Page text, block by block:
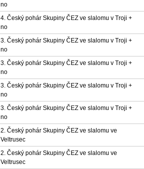
no
4. Český pohár Skupiny ČEZ ve slalomu v Troji +
no
3. Český pohár Skupiny ČEZ ve slalomu v Troji +
no
3. Český pohár Skupiny ČEZ ve slalomu v Troji +
no
3. Český pohár Skupiny ČEZ ve slalomu v Troji +
no
3. Český pohár Skupiny ČEZ ve slalomu v Troji +
no
2. Český pohár Skupiny ČEZ ve slalomu ve
Veltrusec
2. Český pohár Skupiny ČEZ ve slalomu ve
Veltrusec